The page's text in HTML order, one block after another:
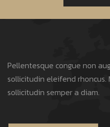
Pellentesque congue non
sollicitudin eleifend rhoncus.
sollicitudin semper a diam.